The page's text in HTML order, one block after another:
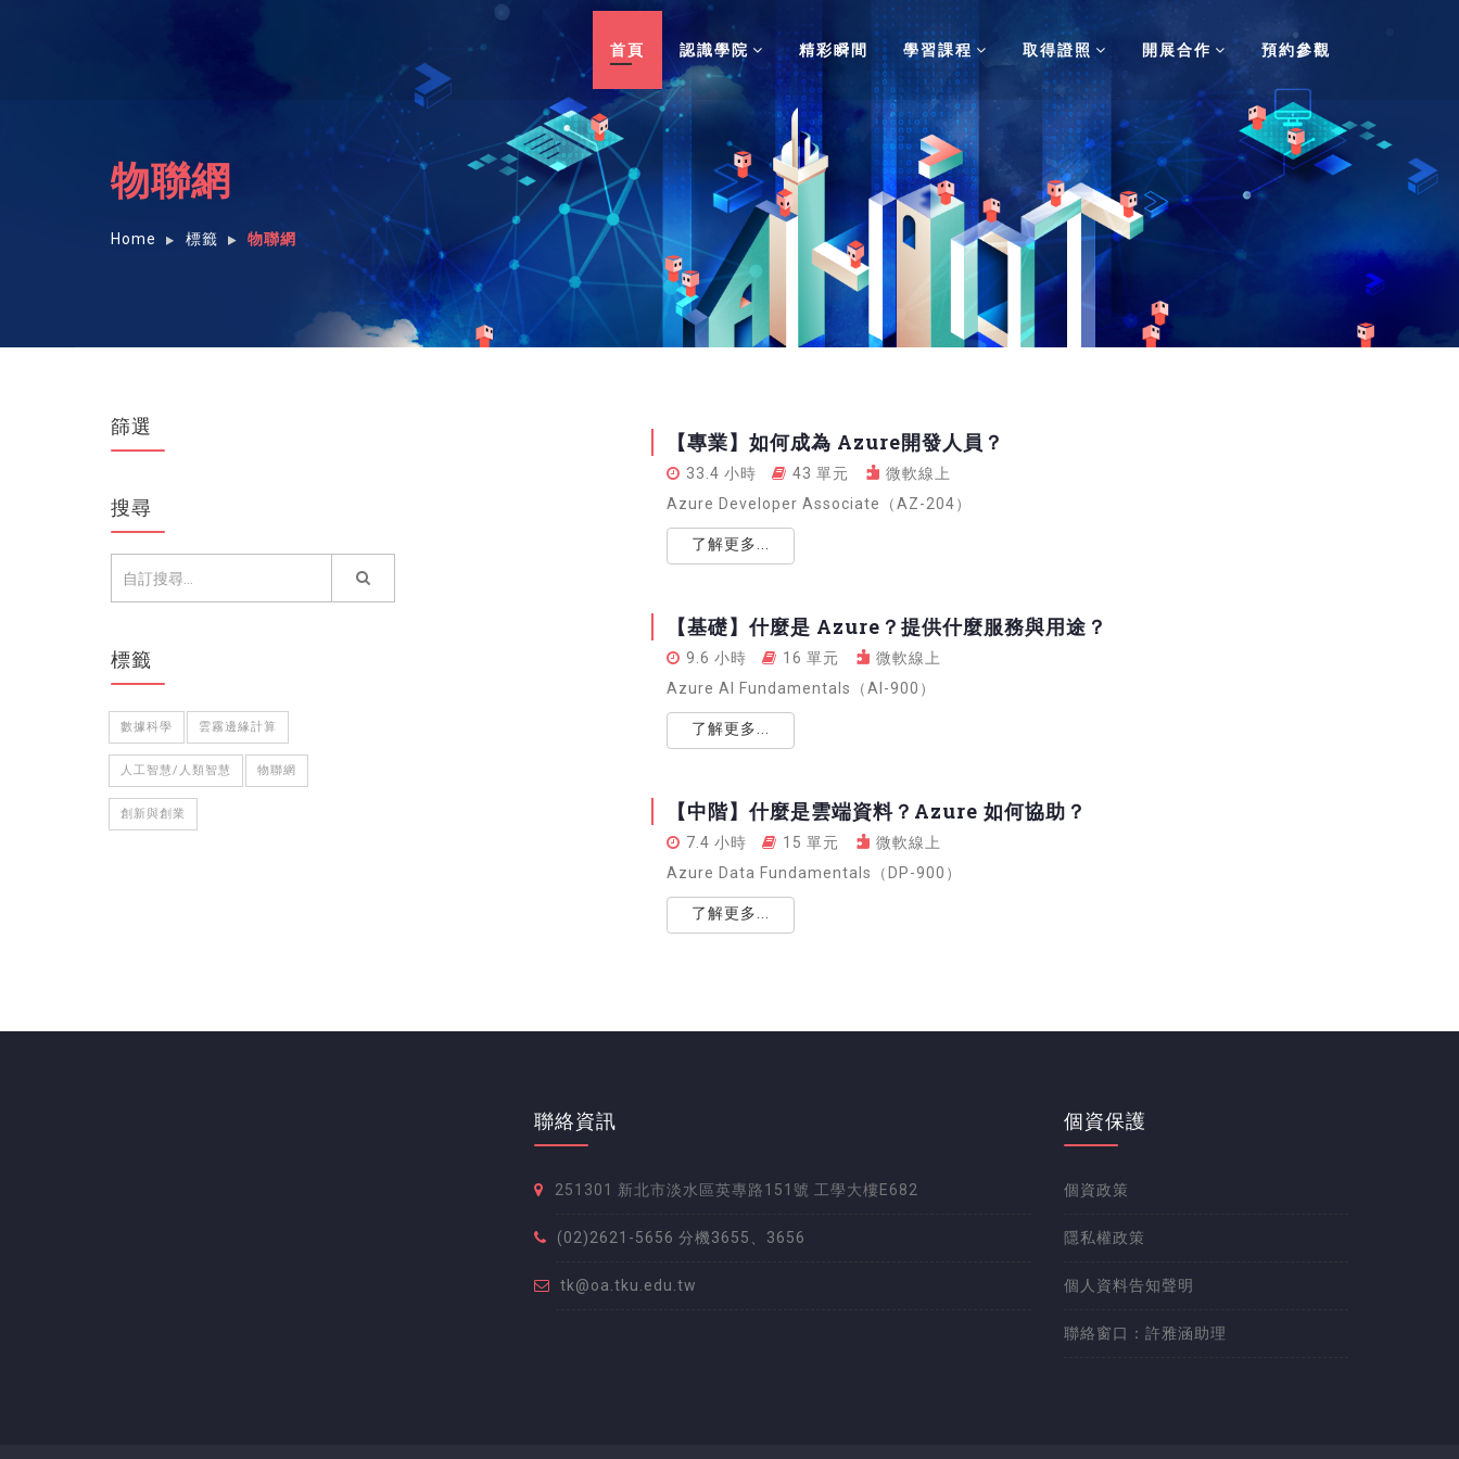
首頁 認識學院 精彩瞬間 學習課程 取得證照 開展合作 預約參觀
物聯網
Home 標籤 物聯網
【專業】如何成為 Azure開發人員？
33.4 小時 43 單元
微軟線上
Azure Developer Associate（AZ-204）
了解更多...
【基礎】什麼是 Azure？提供什麼服務與用途？
9.6 小時 16 單元
微軟線上
Azure AI Fundamentals（AI-900）
了解更多...
【中階】什麼是雲端資料？Azure 如何協助？
7.4 小時 15 單元
微軟線上
Azure Data Fundamentals（DP-900）
了解更多...
篩選
搜尋
標籤
數據科學 雲霧邊緣計算
人工智慧/人類智慧 物聯網
創新與創業
聯絡資訊
251301 新北市淡水區英專路151號 工學大樓E682
(02)2621-5656 分機3655、3656
tk@oa.tku.edu.tw
個資保護
個資政策
隱私權政策
個人資料告知聲明
聯絡窗口：許雅涵助理